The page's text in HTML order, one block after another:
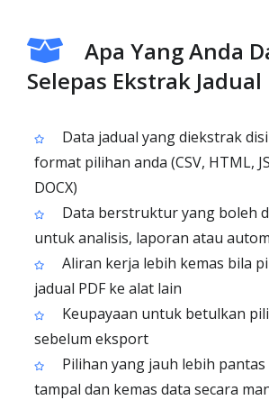
Apa Yang Anda
Selepas Ekstrak Jadual
Data jadual yang diekstrak
format pilihan anda (CSV, HTML,
DOCX)
Data berstruktur yang boleh
untuk analisis, laporan atau
Aliran kerja lebih kemas bila
jadual PDF ke alat lain
Keupayaan untuk betulkan
sebelum eksport
Pilihan yang jauh lebih
tampal dan kemas data secara